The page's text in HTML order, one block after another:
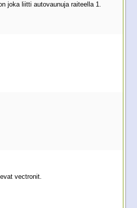
joka liitti autovaunuja raiteella 1.
vectronit.